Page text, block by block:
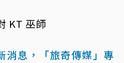
KT 巫師
消息，「旅奇傳媒」專